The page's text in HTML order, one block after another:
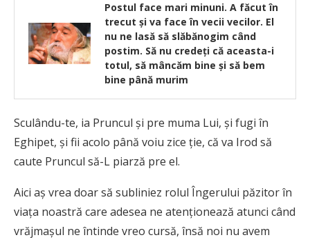
Postul face mari minuni. A făcut în
trecut şi va face în vecii vecilor. El
nu ne lasă să slăbănogim când
postim. Să nu credeţi că aceasta-i
totul, să mâncăm bine şi să bem
bine până murim
Sculându-te, ia Pruncul şi pre muma Lui, şi fugi în
Eghipet, şi fii acolo până voiu zice ție, că va Irod să
caute Pruncul să-L piarză pre el.
Aici aș vrea doar să subliniez rolul Îngerului păzitor în
viața noastră care adesea ne atenționează atunci când
vrăjmașul ne întinde vreo cursă, însă noi nu avem